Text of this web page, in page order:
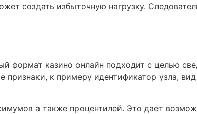
создать избыточную нагрузку.
формат казино онлайн подходит с целью
к примеру идентификатор узла,
а также процентилей. Это дает